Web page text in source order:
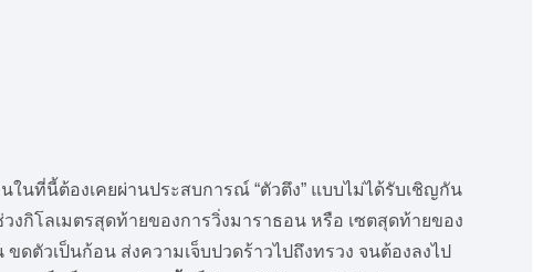
นที่นี้ต้องเคยผ่านประสบการณ์ “ตัวตึง” แบบไม่ได้รับเชิญกัน
งกิโลเมตรสุดท้ายของการวิ่งมาราธอน หรือ เซตสุดท้ายของ
ดตัวเป็นก้อน ส่งความเจ็บปวดร้าวไปถึงทรวง จนต้องลงไป